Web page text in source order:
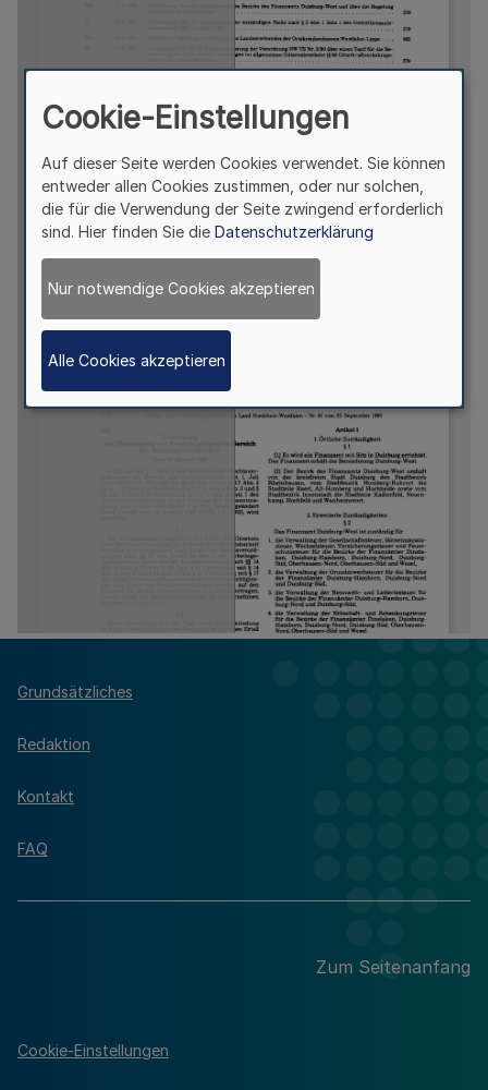
Grundsätzliches
Redaktion
Kontakt
FAQ
Zum Seitenanfang
Cookie-Einstellungen
Cookie-Einstellungen
Auf dieser Seite werden Cookies verwendet. Sie können
entweder allen Cookies zustimmen, oder nur solchen,
die für die Verwendung der Seite zwingend erforderlich
sind. Hier finden Sie die Datenschutzerklärung
Nur notwendige Cookies akzeptieren
Alle Cookies akzeptieren